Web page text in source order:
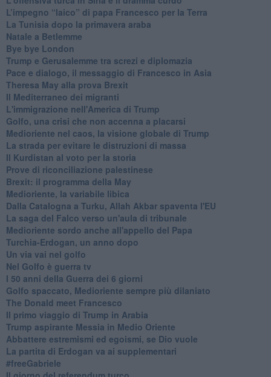
L’impegno “laico” di papa Francesco per la Terra
La Tunisia dopo la primavera araba
Natale a Betlemme
Bye bye London
Trump e Gerusalemme tra screzi e diplomazia
Pace e dialogo, il messaggio di Francesco in Asia
Theresa May alla prova Brexit
Il Mediterraneo dei migranti
L'immigrazione nell'America di Trump
Golfo, una crisi che non accenna a placarsi
Medioriente nel caos, la visione globale di Trump
La strada per evitare le distruzioni di massa
Il Kurdistan al voto per la storia
Prove di riconciliazione palestinese
Brexit: il programma della May
Medioriente, la variabile libica
Dalla Catalogna a Turku, Allah Akbar spaventa l'EU
La saga del Falco verso un'aula di tribunale
Medioriente sordo anche all'appello del Papa
Turchia-Erdogan, un anno dopo
Un via vai nel golfo
Nel Golfo è guerra tv
I 50 anni della Guerra dei 6 giorni
Golfo spaccato, Medioriente sempre più dilaniato
The Donald meet Francesco
Il primo viaggio di Trump in Arabia
Trump aspirante Messia in Medio Oriente
Abbattere estremismi ed egoismi, se Dio vuole
La partita di Erdogan va ai supplementari
#freeGabriele